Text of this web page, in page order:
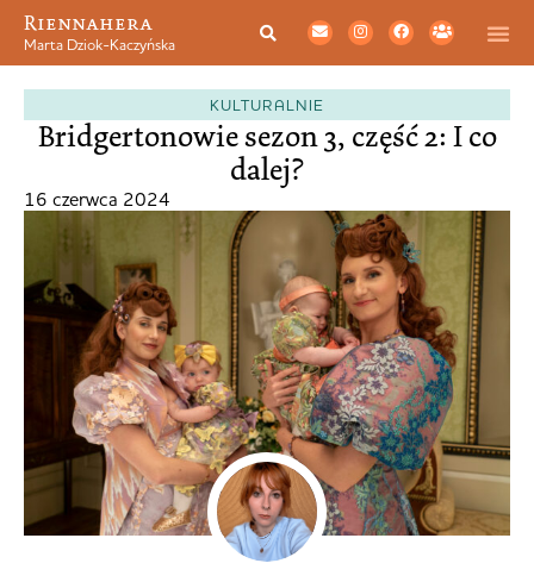
Riennahera
Marta Dziok-Kaczyńska
KULTURALNIE
Bridgertonowie sezon 3, część 2: I co
dalej?
16 czerwca 2024